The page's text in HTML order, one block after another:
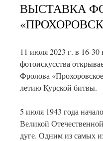
ВЫСТАВКА
11 июля 2023 г. в 16-30
фотоискусства
Фролова
летию Курской битвы.
5 июля 1943 года
Великой
дуге. Одним из самых